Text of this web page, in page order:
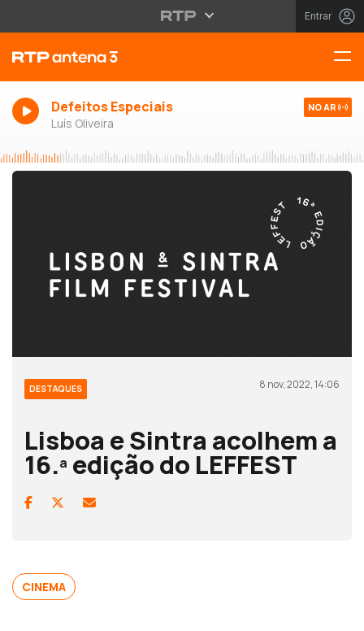
Entrar
Defeitos Especiais
Luís Oliveira
NO AR
DESTAQUES 8 nov, 2022, 14:06
Lisboa e Sintra acolhem a
16.ª edição do LEFFEST
CINEMA